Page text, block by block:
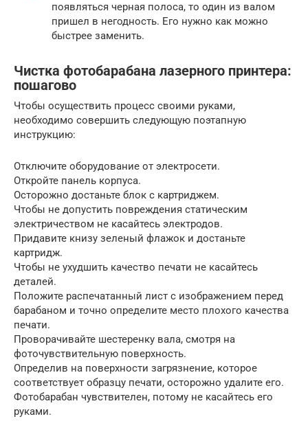
появляться черная полоса, то один из валом
пришел в негодность. Его нужно как можно
быстрее заменить.
Чистка фотобарабана лазерного принтера:
пошагово
Чтобы осуществить процесс своими руками,
необходимо совершить следующую поэтапную
инструкцию:
Отключите оборудование от электросети.
Откройте панель корпуса.
Осторожно достаньте блок с картриджем.
Чтобы не допустить повреждения статическим
электричеством не касайтесь электродов.
Придавите книзу зеленый флажок и достаньте
картридж.
Чтобы не ухудшить качество печати не касайтесь
деталей.
Положите распечатанный лист с изображением перед
барабаном и точно определите место плохого качества
печати.
Проворачивайте шестеренку вала, смотря на
фоточувствительную поверхность.
Определив на поверхности загрязнение, которое
соответствует образцу печати, осторожно удалите его.
Фотобарабан чувствителен, потому не касайтесь его
руками.